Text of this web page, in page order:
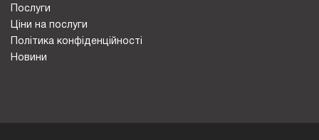
Послуги
Ціни на послуги
Політика конфіденційності
Новини